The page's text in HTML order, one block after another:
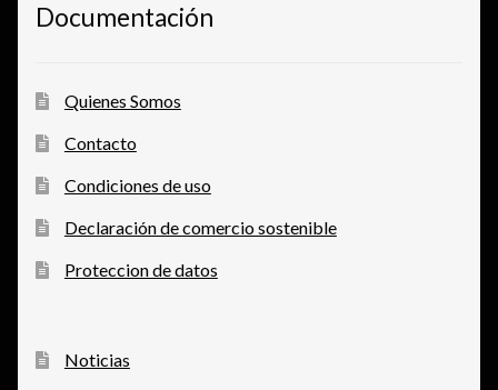
Documentación
Quienes Somos
Contacto
Condiciones de uso
Declaración de comercio sostenible
Proteccion de datos
Noticias